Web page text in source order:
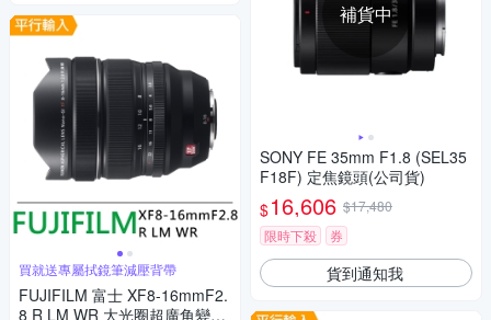
買就送專屬拭鏡筆減壓背帶
FUJIFILM 富士 XF8-16mmF2.
8 R LM WR 大光圈超廣角變焦
補貨中
SONY FE 35mm F1.8 (SEL35
F18F) 定焦鏡頭(公司貨)
$16,606 $17,480
限時下殺
券
貨到通知我